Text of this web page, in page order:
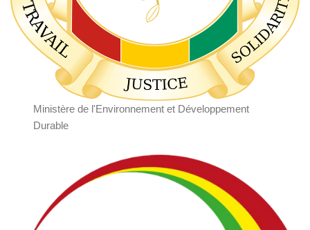
Ministère de l'Environnement et Développement
Durable